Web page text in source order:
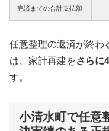
完済までの合計支払額
任意整理の返済が終わ
は、家計再建をさらに
す。
小清水町で任意